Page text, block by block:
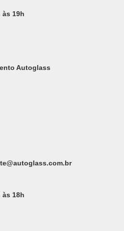
às 19h
Autoglass
às 18h